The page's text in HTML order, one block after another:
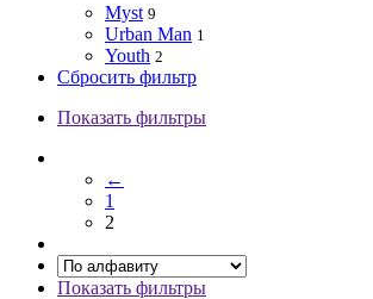
Myst 9
Urban Man 1
Youth 2
Сбросить фильтр
Показать фильтры
←
1
2
Показать фильтры